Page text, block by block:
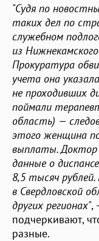
"Судя по
таких дел по
служебном
из
Прокуратура
учета она
не проходивших
поймали
область) —
этого женщина
выплаты. Доктор
данные о
8,5 тысяч
в Свердловской
других регионах",
подчеркивают,
разные.